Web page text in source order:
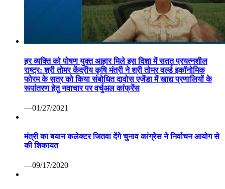
हर व्यक्ति को पोषण युक्त आहार मिले इस दिशा में सतत प्रयत्नशील
राष्ट्र: श्री तोमर केंद्रीय कृषि मंत्री ने श्री तोमर वर्ल्ड इकॉनोमिक
फोरम के सत्र को किया संबोधित दावोस एजेंडा में खाद्य प्रणालियों के
रूपांतरण हेतु नवाचार पर वर्चुअल कांफ्रेंस
—01/27/2021
मंत्री का बयान कलेक्टर जितवा देंगे चुनाव कांग्रेस ने निर्वाचन आयोग से
की शिकायत
—09/17/2020